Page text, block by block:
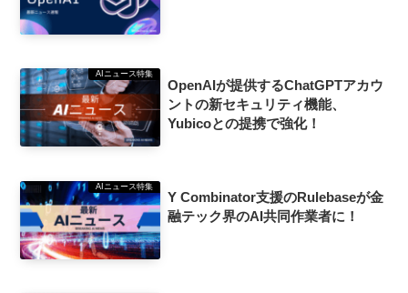
AIニュース特集
OpenAIが提供するChatGPTアカウ
ントの新セキュリティ機能、
Yubicoとの提携で強化！
AIニュース特集
Y Combinator支援のRulebaseが金
融テック界のAI共同作業者に！